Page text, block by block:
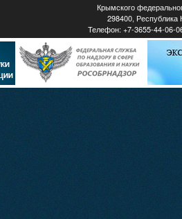
Крымского
298400, Республика
Телефон: +7-3655-44-06-